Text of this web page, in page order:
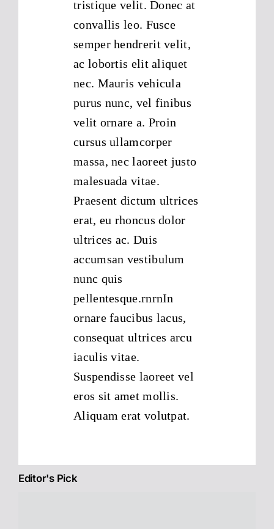
tristique velit. Donec at
convallis leo. Fusce
semper hendrerit velit,
ac lobortis elit aliquet
nec. Mauris vehicula
purus nunc, vel finibus
velit ornare a. Proin
cursus ullamcorper
massa, nec laoreet justo
malesuada vitae.
Praesent dictum ultrices
erat, eu rhoncus dolor
ultrices ac. Duis
accumsan vestibulum
nunc quis
pellentesque.rnrnIn
ornare faucibus lacus,
consequat ultrices arcu
iaculis vitae.
Suspendisse laoreet vel
eros sit amet mollis.
Aliquam erat volutpat.
Editor's Pick